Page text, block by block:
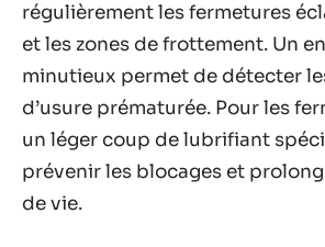
régulièrement les fermetures
et les zones de frottement. Un
minutieux permet de détecter
d’usure prématurée. Pour les
un léger coup de lubrifiant
prévenir les blocages et
de vie.